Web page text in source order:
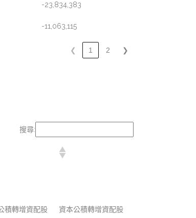
-23,834,383
-11,063,115
❮ 1 2 ❯
搜尋:
積轉增資配股
資本公積轉增資配股